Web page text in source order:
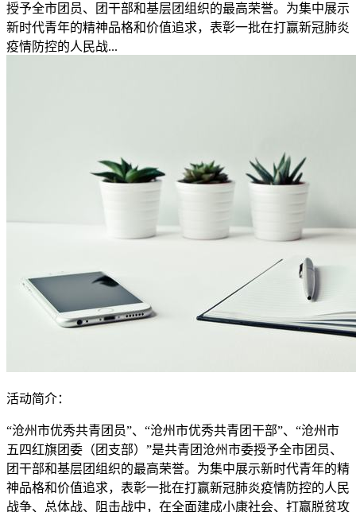
授予全市团员、团干部和基层团组织的最高荣誉。为集中展示
新时代青年的精神品格和价值追求，表彰一批在打赢新冠肺炎
疫情防控的人民战...
活动简介：
“沧州市优秀共青团员”、“沧州市优秀共青团干部”、“沧州市
五四红旗团委（团支部）”是共青团沧州市委授予全市团员、
团干部和基层团组织的最高荣誉。为集中展示新时代青年的精
神品格和价值追求，表彰一批在打赢新冠肺炎疫情防控的人民
战争、总体战、阻击战中，在全面建成小康社会、打赢脱贫攻